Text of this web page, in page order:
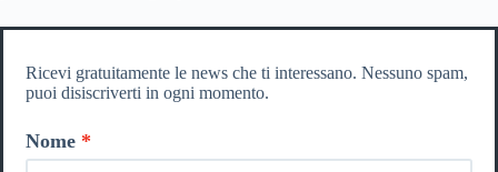
Ricevi gratuitamente le news che ti interessano. Nessuno spam,
puoi disiscriverti in ogni momento.
Nome